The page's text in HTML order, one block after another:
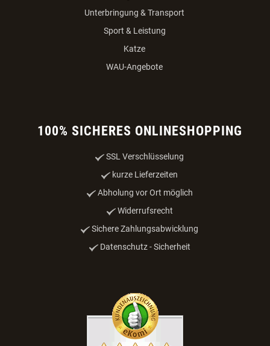
Unterbringung & Transport
Sport & Leistung
Katze
WAU-Angebote
100% SICHERES ONLINESHOPPING
SSL Verschlüsselung
kurze Lieferzeiten
Abholung vor Ort möglich
Widerrufsrecht
Sichere Zahlungsabwicklung
Datenschutz - Sicherheit